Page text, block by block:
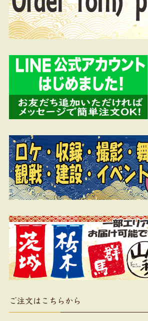
ご注文はこちらから